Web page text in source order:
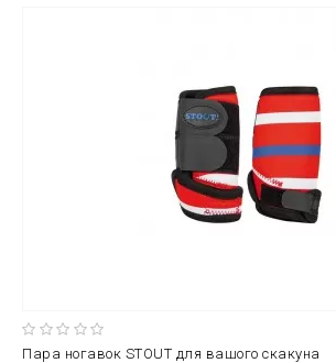
Пара ногавок STOUT для вашого скакуна